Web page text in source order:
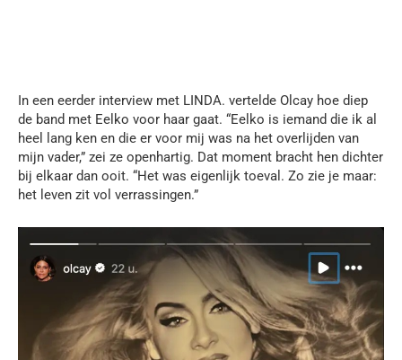
In een eerder interview met LINDA. vertelde Olcay hoe diep
de band met Eelko voor haar gaat. “Eelko is iemand die ik al
heel lang ken en die er voor mij was na het overlijden van
mijn vader,” zei ze openhartig. Dat moment bracht hen dichter
bij elkaar dan ooit. “Het was eigenlijk toeval. Zo zie je maar:
het leven zit vol verrassingen.”